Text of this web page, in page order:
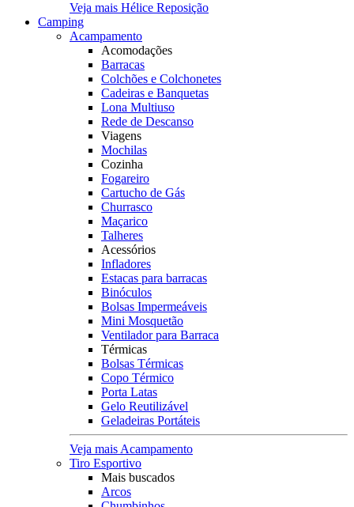
Veja mais Hélice Reposição
Camping
Acampamento
Acomodações
Barracas
Colchões e Colchonetes
Cadeiras e Banquetas
Lona Multiuso
Rede de Descanso
Viagens
Mochilas
Cozinha
Fogareiro
Cartucho de Gás
Churrasco
Maçarico
Talheres
Acessórios
Infladores
Estacas para barracas
Binóculos
Bolsas Impermeáveis
Mini Mosquetão
Ventilador para Barraca
Térmicas
Bolsas Térmicas
Copo Térmico
Porta Latas
Gelo Reutilizável
Geladeiras Portáteis
Veja mais Acampamento
Tiro Esportivo
Mais buscados
Arcos